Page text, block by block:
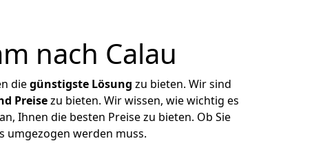
nach Calau
diegünstigste Lösung zu bieten. Wir sind
Preisezu bieten. Wir wissen, wie wichtig es
Ihnen die besten Preise zu bieten. Ob Sie
umgezogen werden muss.